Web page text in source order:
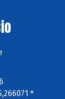
°